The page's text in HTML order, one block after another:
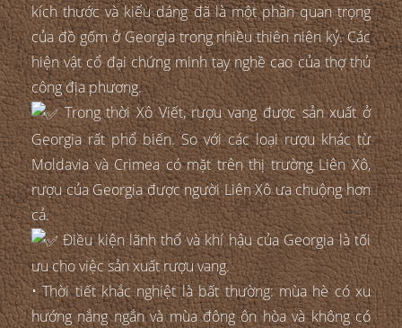
kích thước và kiểu dáng đã là một phần quan trọng
của đồ gốm ở Georgia trong nhiều thiên niên kỷ. Các
hiện vật cổ đại chứng minh tay nghề cao của thợ thủ
công địa phương.
Trong thời Xô Viết, rượu vang được sản xuất ở
Georgia rất phổ biến. So với các loại rượu khác từ
Moldavia và Crimea có mặt trên thị trường Liên Xô,
rượu của Georgia được người Liên Xô ưa chuộng hơn
cả.
Điều kiện lãnh thổ và khí hậu của Georgia là tối
ưu cho việc sản xuất rượu vang.
• Thời tiết khắc nghiệt là bất thường: mùa hè có xu
hướng nắng ngắn và mùa đông ôn hòa và không có